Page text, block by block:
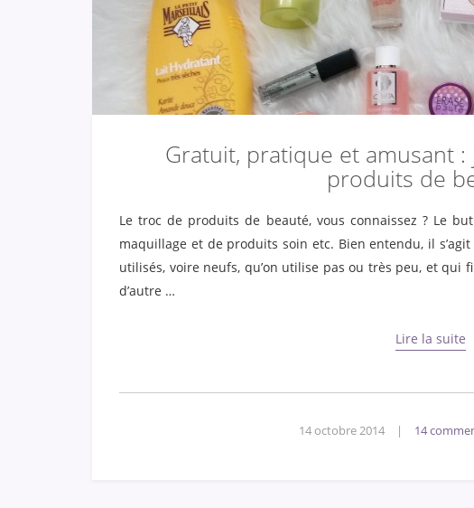
Gratuit, pratique et amusant
produits de
Le troc de produits de beauté, vous connaissez ? Le
maquillage et de produits soin etc. Bien entendu, il
utilisés, voire neufs, qu’on utilise pas ou très peu, et
d’autre …
Lire la suite
14 octobre 2014 | 14